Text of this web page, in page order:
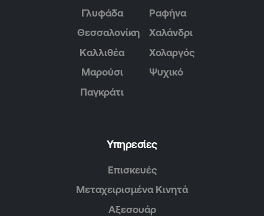
Γλυφάδα
Θεσσαλονίκη
Καλλιθέα
Μαρούσι
Παγκράτι
Ραφήνα
Χαλάνδρι
Χολαργός
Ψυχικό
Υπηρεσίες
Επισκευές
Μεταχειρισμένα Κινητά
Αξεσουάρ